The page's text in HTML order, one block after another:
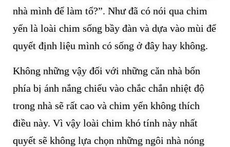
nhà mình để làm tổ?”. Như đã có nói qua chim
yến là loài chim sống bầy đàn và dựa vào mùi để
quyết định liệu mình có sống ở đây hay không.
Không những vậy đối với những căn nhà bốn
phía bị ánh nắng chiếu vào chắc chắn nhiệt độ
trong nhà sẽ rất cao và chim yến không thích
điều này. Vì vậy loài chim khó tính này nhất
quyết sẽ không lựa chọn những ngôi nhà nóng